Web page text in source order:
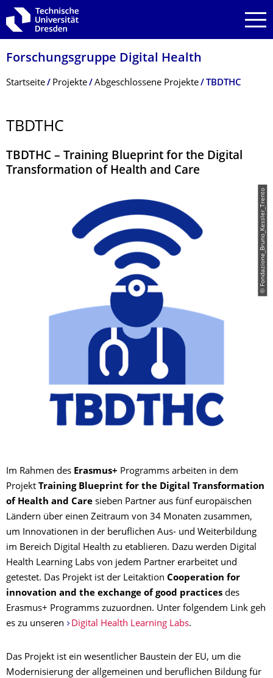
Zur Hauptnavigation springen
Zur Suche springen
Zum Inhalt springen
Forschungsgruppe Digital Health
Breadcrumb-Menü
Startseite Projekte Abgeschlossene Projekte TBDTHC
TBDTHC
TBDTHC – Training Blueprint for the Digital
Transformation of Health and Care
© Fondazione_Bruno_Kessler_Trento
Im Rahmen des Erasmus+ Programms arbeiten in dem
Projekt Training Blueprint for the Digital Transformation
of Health and Care sieben Partner aus fünf europäischen
Ländern über einen Zeitraum von 34 Monaten zusammen,
um Innovationen in der beruflichen Aus- und Weiterbildung
im Bereich Digital Health zu etablieren. Dazu werden Digital
Health Learning Labs von jedem Partner erarbeitet und
getestet. Das Projekt ist der Leitaktion Cooperation for
innovation and the exchange of good practices des
Erasmus+ Programms zuzuordnen. Unter folgendem Link geh
es zu unseren
Digital Health Learning Labs.
Das Projekt ist ein wesentlicher Baustein der EU, um die
Modernisierung der allgemeinen und beruflichen Bildung für